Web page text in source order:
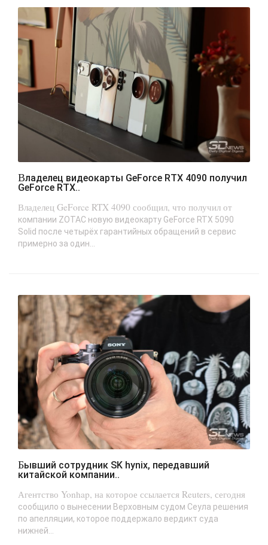
Владелец видеокарты GeForce RTX 4090 получил
GeForce RTX..
Владелец GeForce RTX 4090 сообщил, что получил от
компании ZOTAC новую видеокарту GeForce RTX 5090
Solid после четырёх гарантийных обращений в сервис
примерно за один...
Бывший сотрудник SK hynix, передавший
китайской компании..
Агентство Yonhap, на которое ссылается Reuters, сегодня
сообщило о вынесении Верховным судом Сеула решения
по апелляции, которое поддержало вердикт суда
нижней...